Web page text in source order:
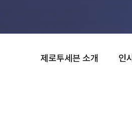
제로투세븐 소개 인